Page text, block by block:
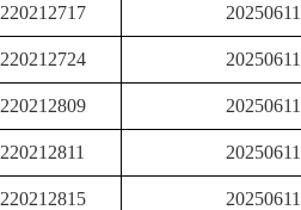
220212717 20250611
220212724 20250611
220212809 20250611
220212811 20250611
220212815 20250611